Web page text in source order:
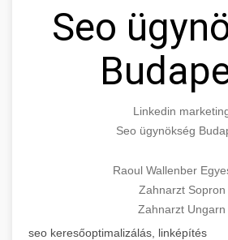
Seo
Linkedin
Seo ügynökség
Raoul Wallenber
Zahnarzt Sopron
Zahnarzt Ungarn
seo keresőoptimalizálás, linképítés